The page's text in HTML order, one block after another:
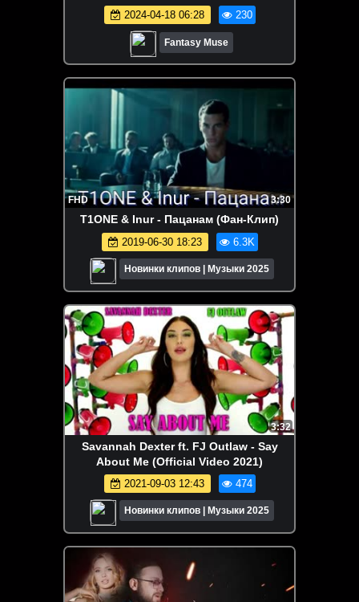
2024-04-18 06:28 230
Fantasy Muse
FHD 3:30
T1ONE & Inur - Пацанам (Фан-Клип)
2019-06-30 18:23 6.3K
Новинки клипов | Музыки 2025
3:32
Savannah Dexter ft. FJ Outlaw - Say
About Me (Official Video 2021)
2021-09-03 12:43 474
Новинки клипов | Музыки 2025